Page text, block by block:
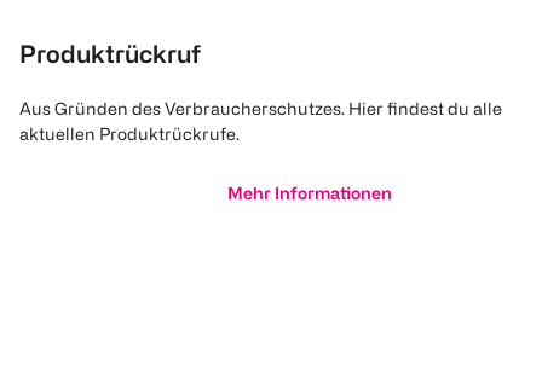
Produktrückruf
Aus Gründen des Verbraucherschutzes. Hier findest du alle
aktuellen Produktrückrufe.
Mehr Informationen